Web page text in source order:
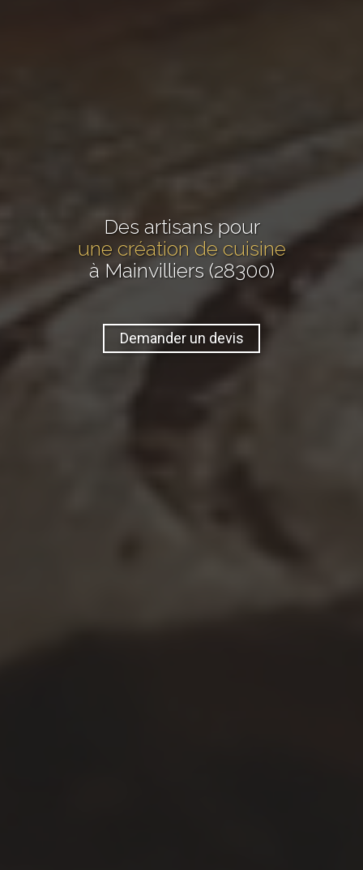
Des artisans pour
une création de cuisine
à Mainvilliers (28300)
Demander un devis